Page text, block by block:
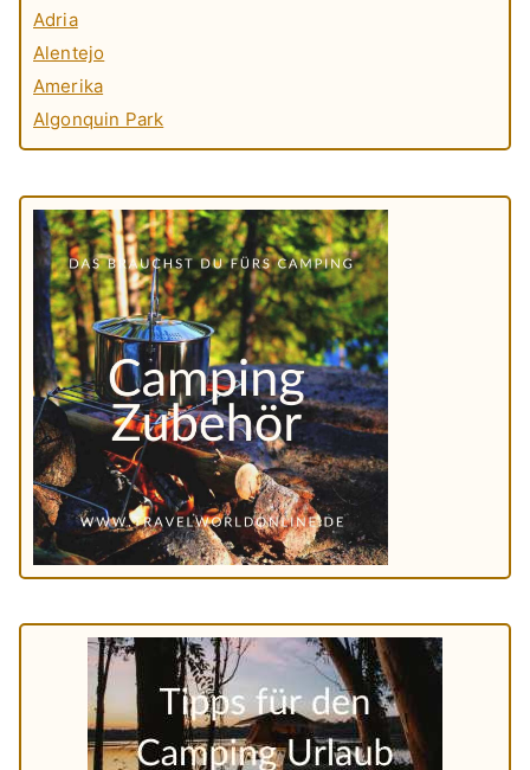
Adria
Alentejo
Amerika
Algonquin Park